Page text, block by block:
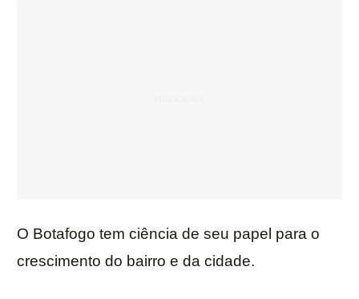
O Botafogo tem ciência de seu papel para o
crescimento do bairro e da cidade.